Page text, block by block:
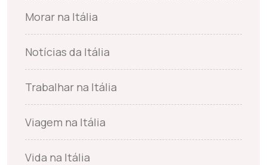
Morar na Itália
Notícias da Itália
Trabalhar na Itália
Viagem na Itália
Vida na Itália